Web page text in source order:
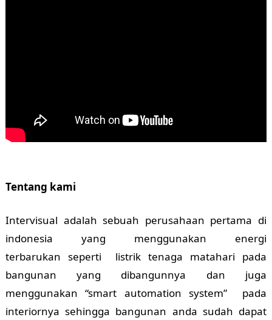
Tentang kami
Intervisual adalah sebuah perusahaan pertama di
indonesia yang menggunakan energi
terbarukan seperti listrik tenaga matahari pada
bangunan yang dibangunnya dan juga
menggunakan “smart automation system” pada
interiornya sehingga bangunan anda sudah dapat